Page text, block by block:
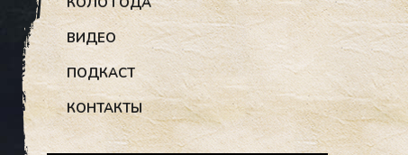
ВИДЕО
ПОДКАСТ
КОНТАКТЫ